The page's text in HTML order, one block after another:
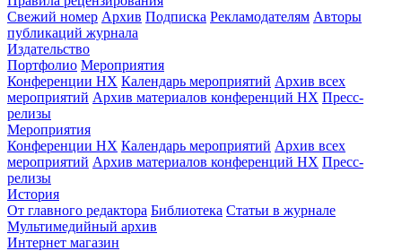
Свежий номер Архив Подписка Рекламодателям Авторы
публикаций журнала
Издательство
Портфолио Мероприятия
Конференции НХ Календарь мероприятий Архив всех
мероприятий Архив материалов конференций НХ Пресс-
релизы
Мероприятия
Конференции НХ Календарь мероприятий Архив всех
мероприятий Архив материалов конференций НХ Пресс-
релизы
История
От главного редактора Библиотека Статьи в журнале
Мультимедийный архив
Интернет магазин